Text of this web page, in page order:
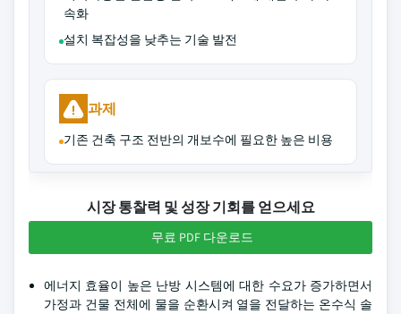
속화
설치 복잡성을 낮추는 기술 발전
과제
기존 건축 구조 전반의 개보수에 필요한 높은 비용
시장 통찰력 및 성장 기회를 얻으세요
무료 PDF 다운로드
에너지 효율이 높은 난방 시스템에 대한 수요가 증가하면서
가정과 건물 전체에 물을 순환시켜 열을 전달하는 온수식 솔